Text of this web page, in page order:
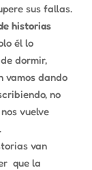
sus fallas.
historias
él lo
dormir,
vamos dando
no
vuelve
van
que la